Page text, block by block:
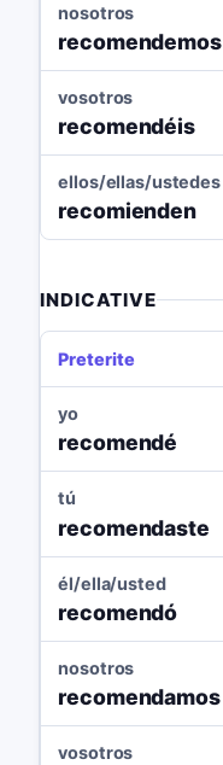
nosotros
recomendemos
vosotros
recomendéis
ellos/ellas/ustedes
recomienden
INDICATIVE
Preterite
yo
recomendé
tú
recomendaste
él/ella/usted
recomendó
nosotros
recomendamos
vosotros